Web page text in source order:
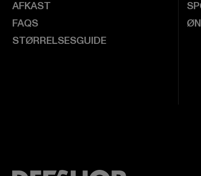
AFKAST
FAQS
STØRRELSESGUIDE